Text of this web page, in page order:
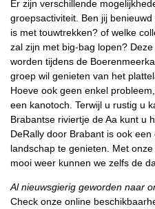
Er zijn verschillende
groepsactiviteit. Ben jij
is met touwtrekken? of welke
zal zijn met big-bag lopen?
worden tijdens de
groep wil genieten van het
Hoeve ook geen enkel
een kanotoch. Terwijl u rustig u
Brabantse riviertje de Aa kunt u
DeRally door Brabant is ook
landschap te genieten. Met
mooi weer kunnen we zelfs de
Al nieuwsgierig geworden naar
Check onze online